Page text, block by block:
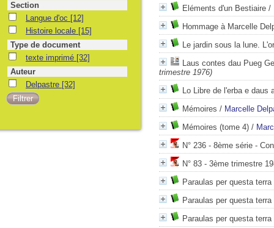
Eléments d'un Bestiaire /
Hommage à Marcelle
Le jardin sous la lune.
Laus contes dau Pueg
trimestre 1976)
Lo Libre de l'erba e daus
Mémoires / Marcelle
Mémoires (tome 4) /
N° 236 - 8ème série -
N° 83 - 3ème trimestre
Paraulas per questa terra
Paraulas per questa terra
Paraulas per questa terra
Section
Langue d'oc [12]
Histoire locale [15]
Type de document
texte imprimé [32]
Auteur
Delpastre [32]